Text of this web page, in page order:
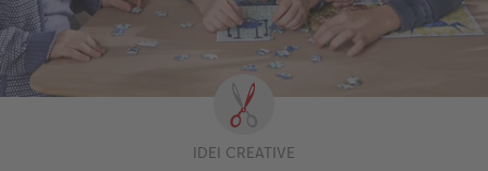
IDEI CREATIVE